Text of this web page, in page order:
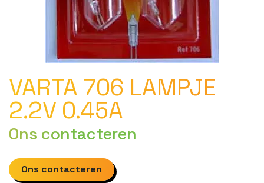
VARTA 706 LAMPJE
2.2V 0.45A
Ons contacteren
Ons contacteren